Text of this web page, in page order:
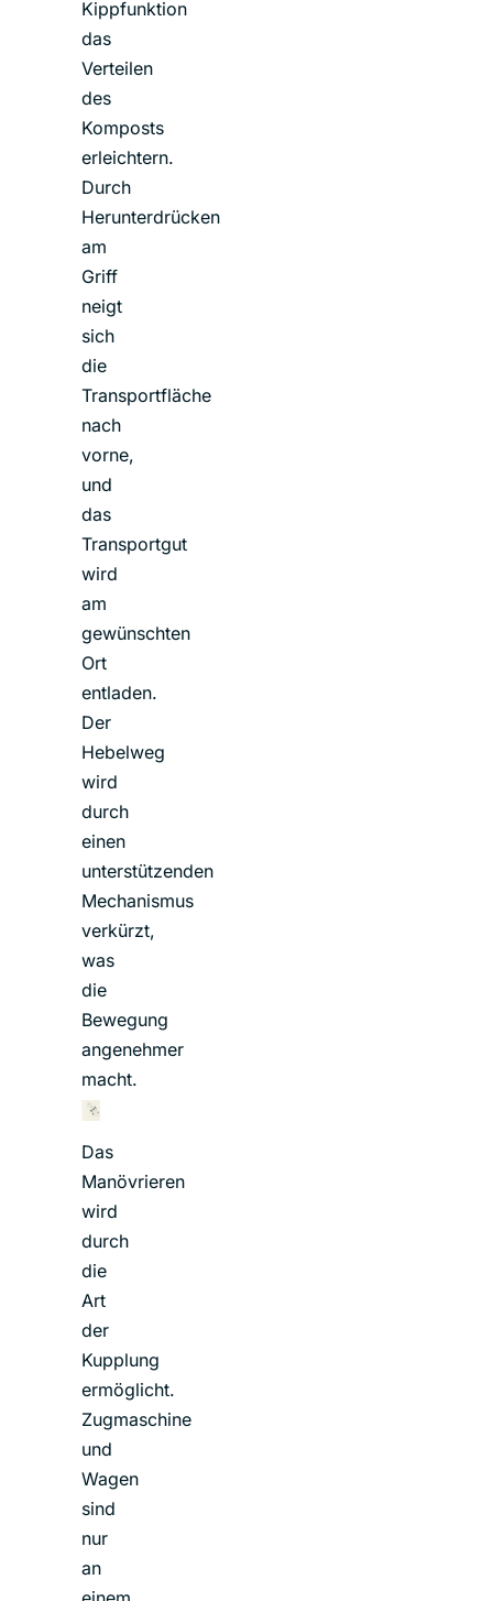
Kippfunktion
das
Verteilen
des
Komposts
erleichtern.
Durch
Herunterdrücken
am
Griff
neigt
sich
die
Transportfläche
nach
vorne,
und
das
Transportgut
wird
am
gewünschten
Ort
entladen.
Der
Hebelweg
wird
durch
einen
unterstützenden
Mechanismus
verkürzt,
was
die
Bewegung
angenehmer
macht.
Das
Manövrieren
wird
durch
die
Art
der
Kupplung
ermöglicht.
Zugmaschine
und
Wagen
sind
nur
an